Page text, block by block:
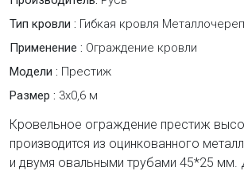
Тип кровли : Гибкая кровля
Применение : Ограждение кровли
Модели : Престиж
Размер : 3х0,6 м
Кровельное ограждение престиж
производится из оцинкованного
и двумя овальными трубами 45*25 мм.